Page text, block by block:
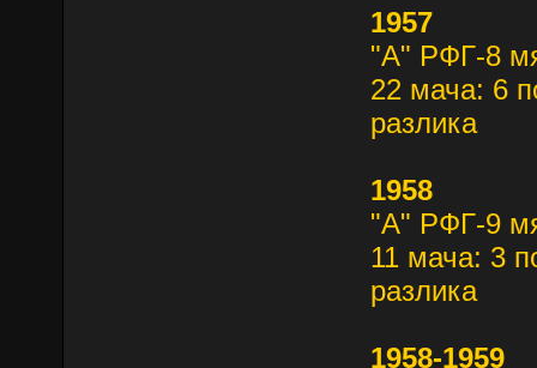
1957
"А" РФГ-8
22 мача: 6
разлика
1958
"А" РФГ-9
11 мача: 3
разлика
1958-1959